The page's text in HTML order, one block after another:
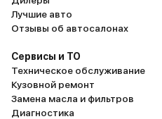
Лучшие авто
Отзывы об автосалонах
Сервисы и ТО
Техническое обслуживание
Кузовной ремонт
Замена масла и фильтров
Диагностика